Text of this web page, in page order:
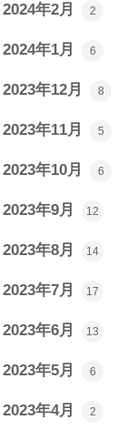
2024年2月 2
2024年1月 6
2023年12月 8
2023年11月 5
2023年10月 6
2023年9月 12
2023年8月 14
2023年7月 17
2023年6月 13
2023年5月 6
2023年4月 2